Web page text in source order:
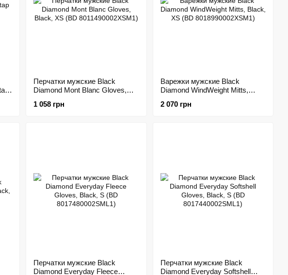
Перчатки мужские Black
Diamond Mont Blanc Gloves,
8011490002XSM1)
1 058 грн
Варежки мужские Black
Diamond WindWeight Mitts,
8018990002XSM1)
2 070 грн
Перчатки мужские Black
Diamond Everyday Fleece
Перчатки мужские Black
Diamond Everyday Softshell